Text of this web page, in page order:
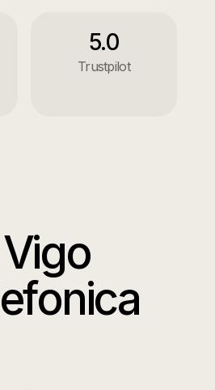
5.0
Trustpilot
Vigo